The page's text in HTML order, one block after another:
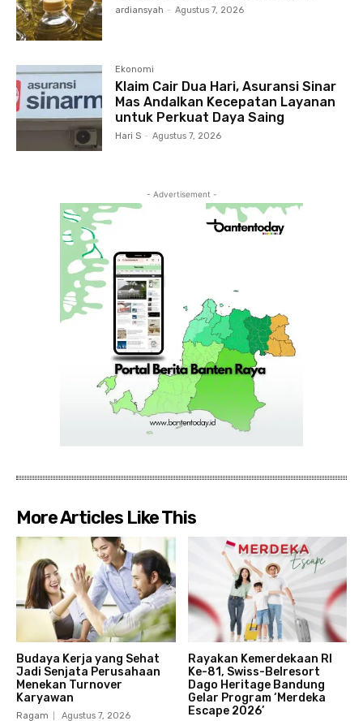
ardiansyah - Agustus 7, 2026
Ekonomi
Klaim Cair Dua Hari, Asuransi Sinar
Mas Andalkan Kecepatan Layanan
untuk Perkuat Daya Saing
Hari S - Agustus 7, 2026
- Advertisement -
More Articles Like This
Budaya Kerja yang Sehat
Jadi Senjata Perusahaan
Menekan Turnover
Karyawan
Ragam Agustus 7, 2026
Rayakan Kemerdekaan RI
Ke-81, Swiss-Belresort
Dago Heritage Bandung
Gelar Program ‘Merdeka
Escape 2026’